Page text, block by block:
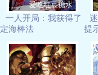
爱吃红豆糖水
一人开局：我获得了
定海棒法
提